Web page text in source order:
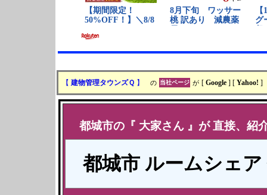
【建物管理タウンズＱ 】 の 当社ページ が [Google ] [Yahoo! ]
都城市の『 大家さん 』が 直接、紹
都城市 ルームシェア